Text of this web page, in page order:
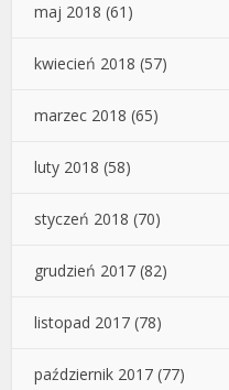
maj 2018 (61)
kwiecień 2018 (57)
marzec 2018 (65)
luty 2018 (58)
styczeń 2018 (70)
grudzień 2017 (82)
listopad 2017 (78)
październik 2017 (77)